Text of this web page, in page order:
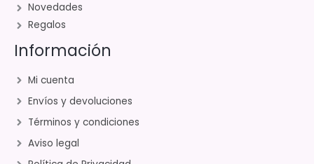
Novedades
Regalos
Información
Mi cuenta
Envíos y devoluciones
Términos y condiciones
Aviso legal